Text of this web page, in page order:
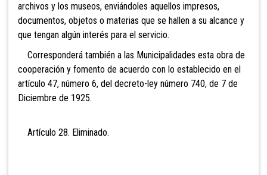
archivos y los museos, enviándoles aquellos impresos,
documentos, objetos o materias que se hallen a su alcance y
que tengan algún interés para el servicio.
Corresponderá también a las Municipalidades esta obra de
cooperación y fomento de acuerdo con lo establecido en el
artículo 47, número 6, del decreto-ley número 740, de 7 de
Diciembre de 1925.
Artículo 28. Eliminado.